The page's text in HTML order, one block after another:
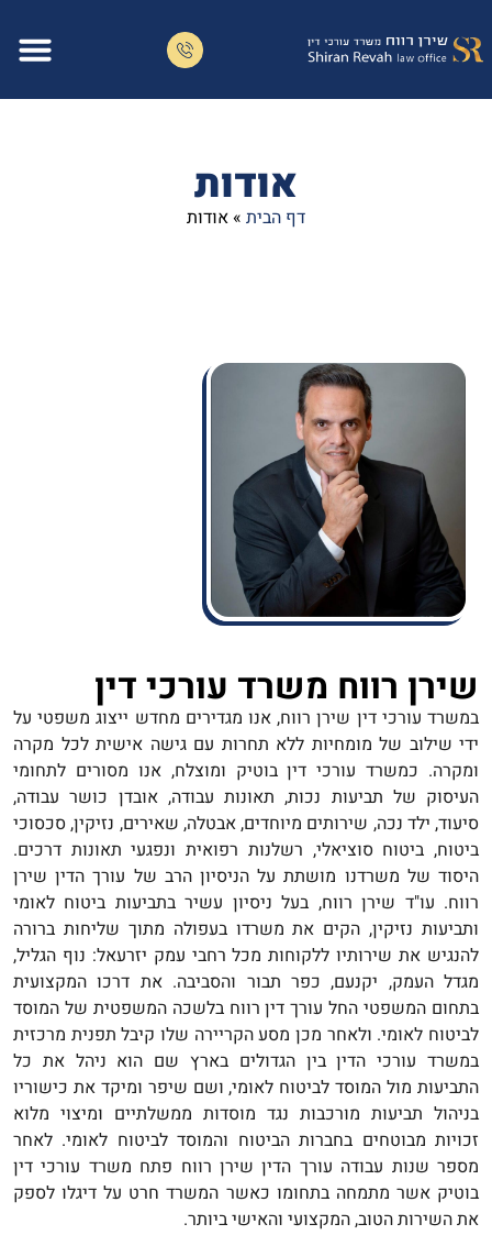
אודות
דף הבית »אודות
שירן רווח משרד עורכי דין
במשרד עורכי דין שירן רווח, אנו מגדירים מחדש ייצוג משפטי על
ידי שילוב של מומחיות ללא תחרות עם גישה אישית לכל מקרה
ומקרה. כמשרד עורכי דין בוטיק ומוצלח, אנו מסורים לתחומי
העיסוק של תביעות נכות, תאונות עבודה, אובדן כושר עבודה,
סיעוד, ילד נכה, שירותים מיוחדים, אבטלה, שאירים, נזיקין, סכסוכי
ביטוח, ביטוח סוציאלי, רשלנות רפואית ונפגעי תאונות דרכים.
היסוד של משרדנו מושתת על הניסיון הרב של עורך הדין שירן
רווח. עו"ד שירן רווח, בעל ניסיון עשיר בתביעות ביטוח לאומי
ותביעות נזיקין, הקים את משרדו בעפולה מתוך שליחות ברורה
להנגיש את שירותיו ללקוחות מכל רחבי עמק יזרעאל: נוף הגליל,
מגדל העמק, יקנעם, כפר תבור והסביבה. את דרכו המקצועית
בתחום המשפטי החל עורך דין רווח בלשכה המשפטית של המוסד
לביטוח לאומי. ולאחר מכן מסע הקריירה שלו קיבל תפנית מרכזית
במשרד עורכי הדין בין הגדולים בארץ שם הוא ניהל את כל
התביעות מול המוסד לביטוח לאומי, ושם שיפר ומיקד את כישוריו
בניהול תביעות מורכבות נגד מוסדות ממשלתיים ומיצוי מלוא
זכויות מבוטחים בחברות הביטוח והמוסד לביטוח לאומי. לאחר
מספר שנות עבודה עורך הדין שירן רווח פתח משרד עורכי דין
בוטיק אשר מתמחה בתחומו כאשר המשרד חרט על דיגלו לספק
את השירות הטוב, המקצועי והאישי ביותר.